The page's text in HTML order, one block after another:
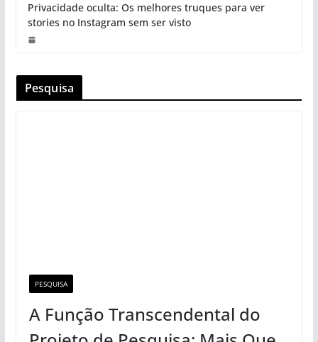
Privacidade oculta: Os melhores truques para ver
stories no Instagram sem ser visto
Pesquisa
PESQUISA
A Função Transcendental do